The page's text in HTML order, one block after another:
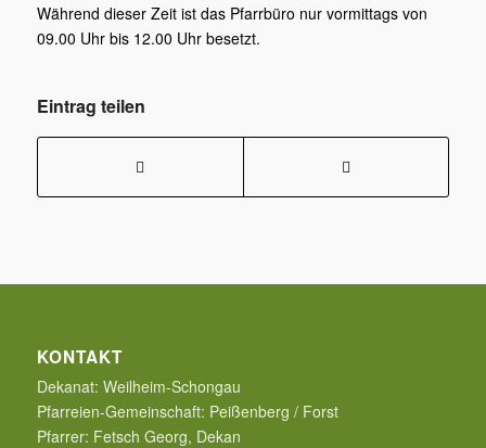
Während dieser Zeit ist das Pfarrbüro nur vormittags von
09.00 Uhr bis 12.00 Uhr besetzt.
Eintrag teilen
KONTAKT
Dekanat: Weilheim-Schongau
Pfarreien-Gemeinschaft: Peißenberg / Forst
Pfarrer: Fetsch Georg, Dekan